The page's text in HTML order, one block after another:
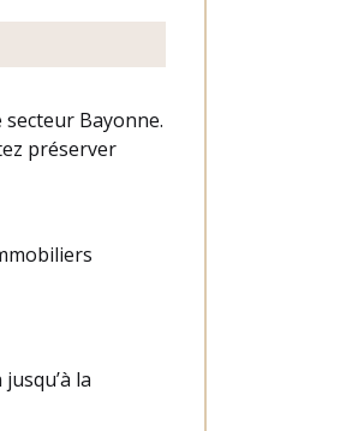
Bayonne.
préserver
la